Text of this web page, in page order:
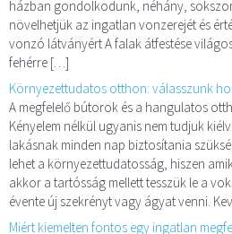
házban gondolkodunk, néhány,
növelhetjük az ingatlan vonzerejét és
vonzó látványért A falak átfestése
fehérre […]
Környezettudatos otthon: válasszunk
A megfelelő bútorok és a hangulatos
Kényelem nélkül ugyanis nem tudjuk
lakásnak minden nap biztosítania
lehet a környezettudatosság, hiszen
akkor a tartósság mellett tesszük le a
évente új szekrényt vagy ágyat venni.
Miért kiemelten fontos egy ingatlan